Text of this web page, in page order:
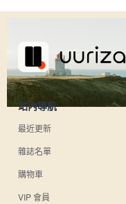
站內導航
最近更新
雜誌名單
購物車
VIP 會員